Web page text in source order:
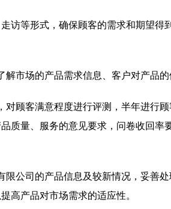
访等形式，确保顾客的需求和期望得
市场的产品需求信息、客户对产品的
顾客满意程度进行评测，半年进行
质量、服务的意见要求，问卷收回率
公司的产品信息及较新情况，妥善
高产品对市场需求的适应性。